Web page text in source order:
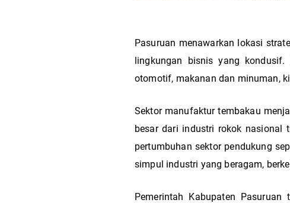
Pasuruan menawarkan lokasi
lingkungan bisnis yang
otomotif, makanan dan minuman,
Sektor manufaktur tembakau
besar dari industri rokok nasional
pertumbuhan sektor pendukung
simpul industri yang beragam,
Pemerintah Kabupaten